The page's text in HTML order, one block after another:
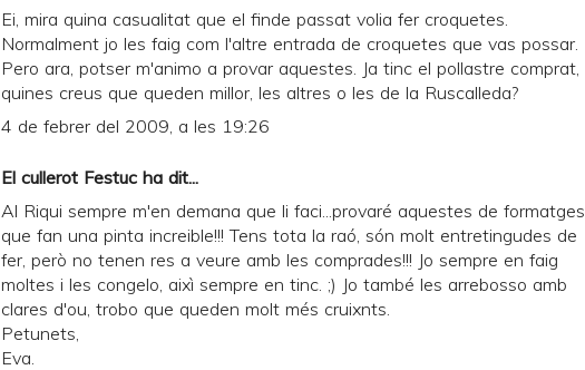
Ei, mira quina casualitat que el finde passat volia fer croquetes.
Normalment jo les faig com l'altre entrada de croquetes que vas possar.
Pero ara, potser m'animo a provar aquestes. Ja tinc el pollastre comprat,
quines creus que queden millor, les altres o les de la Ruscalleda?
4 de febrer del 2009, a les 19:26
El cullerot Festuc ha dit...
Al Riqui sempre m'en demana que li faci...provaré aquestes de formatges
que fan una pinta increible!!! Tens tota la raó, són molt entretingudes de
fer, però no tenen res a veure amb les comprades!!! Jo sempre en faig
moltes i les congelo, aixì sempre en tinc. ;) Jo també les arrebosso amb
clares d'ou, trobo que queden molt més cruixnts.
Petunets,
Eva.